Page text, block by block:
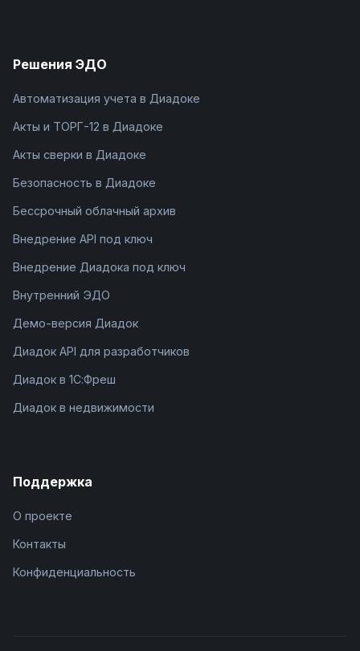
Решения ЭДО
Автоматизация учета в Диадоке
Акты и ТОРГ-12 в Диадоке
Акты сверки в Диадоке
Безопасность в Диадоке
Бессрочный облачный архив
Внедрение API под ключ
Внедрение Диадока под ключ
Внутренний ЭДО
Демо-версия Диадок
Диадок API для разработчиков
Диадок в 1С:Фреш
Диадок в недвижимости
Поддержка
О проекте
Контакты
Конфиденциальность